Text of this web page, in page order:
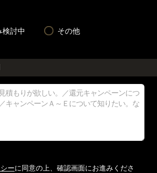
検討中 その他
ーに同意の上、確認画面にお進みくださ